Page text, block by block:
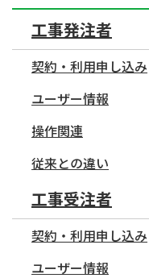
工事発注者
契約・利用申し込み
ユーザー情報
操作関連
従来との違い
工事受注者
契約・利用申し込み
ユーザー情報